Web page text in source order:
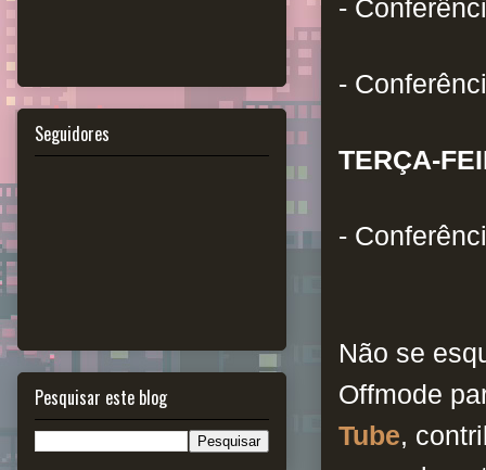
-
-
TERÇA-
-
Não se
Offmode
Tube,
Seguidores
Pesquisar este blog